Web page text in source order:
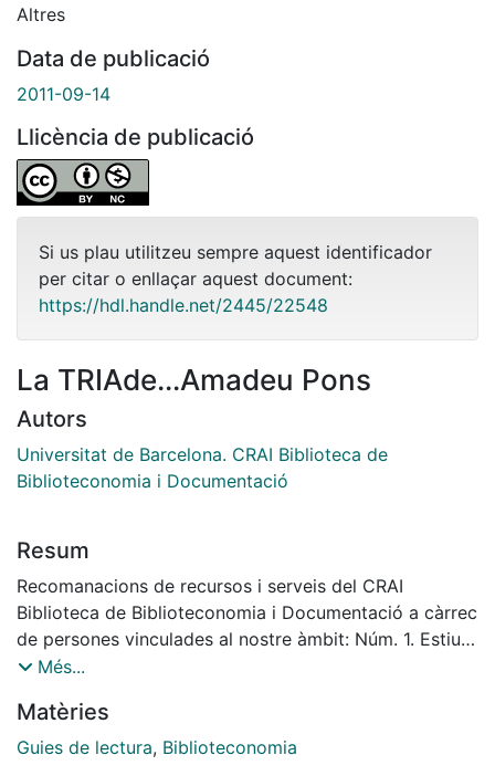
Altres
Data de publicació
2011-09-14
Llicència de publicació
Si us plau utilitzeu sempre aquest identificador
per citar o enllaçar aquest document:
https://hdl.handle.net/2445/22548
La TRIAde...Amadeu Pons
Autors
Universitat de Barcelona. CRAI Biblioteca de
Biblioteconomia i Documentació
Resum
Recomanacions de recursos i serveis del CRAI
Biblioteca de Biblioteconomia i Documentació a càrrec
de persones vinculades al nostre àmbit: Núm. 1. Estiu
2011Més...
Matèries
Guies de lectura, Biblioteconomia